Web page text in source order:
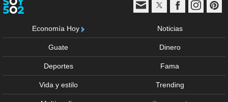
Economía Hoy Noticias
Guate Dinero
Deportes Fama
Vida y estilo Trending